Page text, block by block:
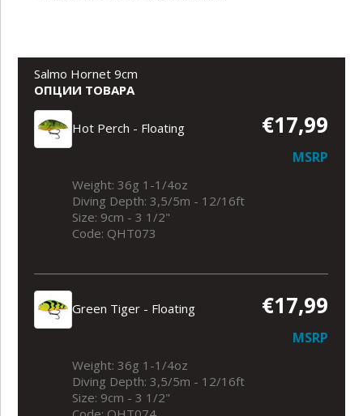
Salmo Hornet 9cm
ОПЦИИ ТОВАРА
Hot Perch - Floating €17,99
MSRP
Weight: 36g 1-1/4oz
Diving Depth: 3,5/5m - 12/16ft
Size: 9cm - 3 1/2"
Code: QHT073
Green Tiger - Floating €17,99
MSRP
Weight: 36g 1-1/4oz
Diving Depth: 3,5/5m - 12/16ft
Size: 9cm - 3 1/2"